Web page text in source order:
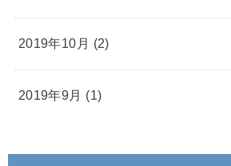
2019年10月 (2)
2019年9月 (1)